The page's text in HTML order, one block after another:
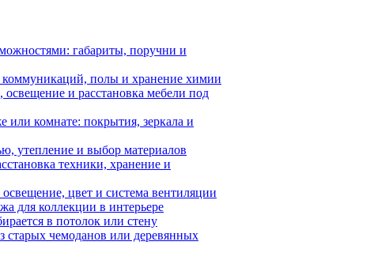
габариты, поручни и
коммуникаций, полы и хранение химии
и расстановка мебели под
или комнате: покрытия, зеркала и
утепление и выбор материалов
техники, хранение и
цвет и система вентиляции
для коллекции в интерьере
в потолок или стену
старых чемоданов или деревянных